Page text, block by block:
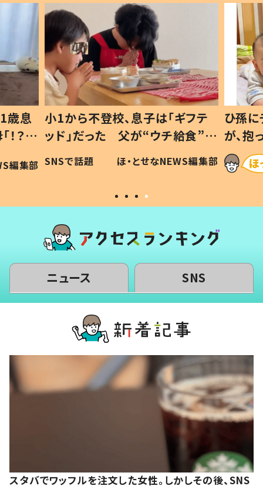
歳息
？」
編集部
小1から不登校、息子は「ギフテ
ッド」だった 父が“ウチ給食”を
作り続ける理由とは #令和の親
#令和の子
SNSで話題 ほ・とせなNEWS編集部
ひ孫
が、
「涙が
い」
ニュース SNS
スタバでワッフルを注文した女性。しかしその後、SNS